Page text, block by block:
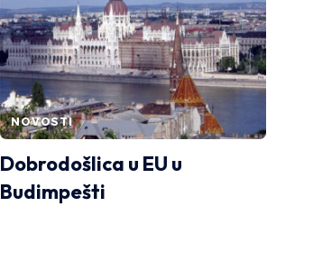
NOVOSTI
Dobrodošlica u EU u
Budimpešti